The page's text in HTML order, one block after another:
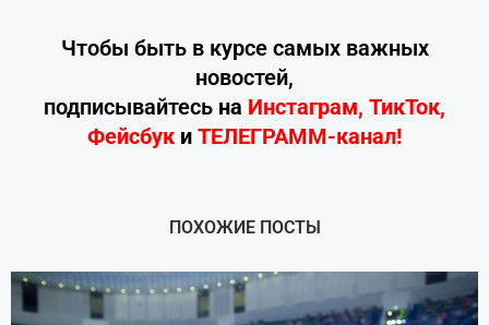
Чтобы быть в курсе самых важных
новостей,
подписывайтесь на Инстаграм, ТикТок,
Фейсбук и ТЕЛЕГРАММ-канал!
ПОХОЖИЕ ПОСТЫ